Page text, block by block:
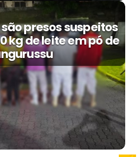
presos suspeitos
kg de leite em pó de